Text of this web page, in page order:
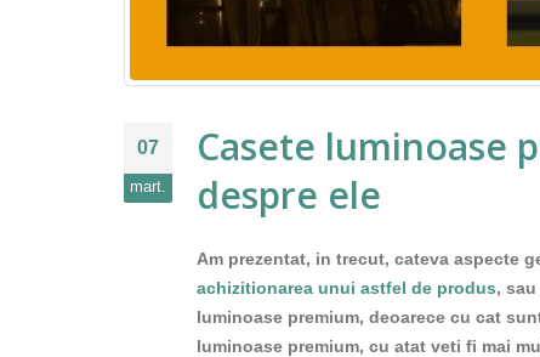
07
mart.
Casete luminoase
despre ele
Am prezentat, in trecut, cateva aspecte
achizitionarea unui astfel de produs,
luminoase premium, deoarece cu cat
luminoase premium, cu atat veti fi mai